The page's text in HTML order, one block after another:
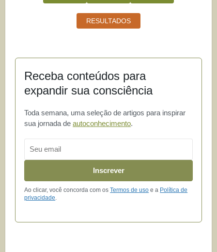
RESULTADOS
Receba conteúdos para
expandir sua consciência
Toda semana, uma seleção de artigos para inspirar
sua jornada deautoconhecimento.
Inscrever
Ao clicar, você concorda com osTermos de uso e a Política de
privacidade